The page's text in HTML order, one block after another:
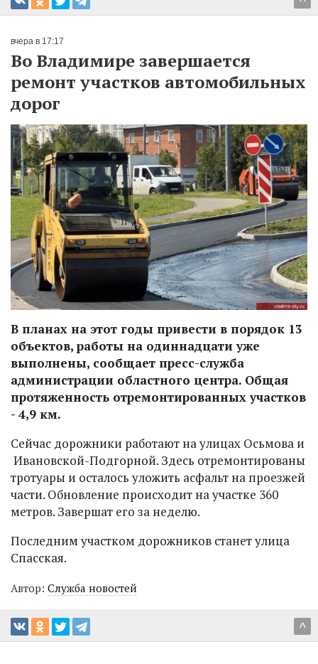
вчера в 17:17
Во Владимире завершается
ремонт участков автомобильных
дорог
В планах на этот годы привести в порядок 13
объектов, работы на одиннадцати уже
выполнены, сообщает пресс-служба
администрации областного центра. Общая
протяженность отремонтированных участков
- 4,9 км.
Сейчас дорожники работают на улицах Осьмова и
Ивановской-Подгорной. Здесь отремонтированы
тротуары и осталось уложить асфальт на проезжей
части. Обновление происходит на участке 360
метров. Завершат его за неделю.
Последним участком дорожников станет улица
Спасская.
Автор: Служба новостей
^